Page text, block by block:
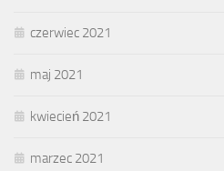
czerwiec 2021
maj 2021
kwiecień 2021
marzec 2021